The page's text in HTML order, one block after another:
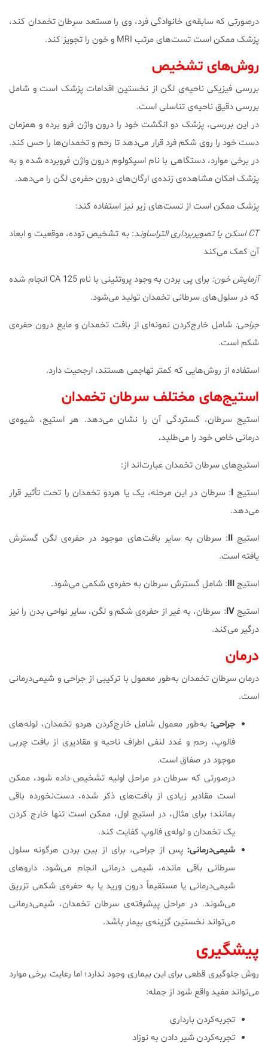
درصورتی که سابقه‌ی خانوادگی فرد، وی را مستعد سرطان تخمدان کند،
پزشک ممکن است تست‌های مرتب MRI و خون را تجویز کند.
روش‌های تشخیص
بررسی فیزیکی ناحیه‌ی لگن از نخستین اقدامات پزشک است و شامل
بررسی دقیق ناحیه‌ی تناسلی است.
در این بررسی، پزشک دو انگشت خود را درون واژن فرو برده و همزمان
دست خود را روی شکم فرد قرار می‌دهد تا رحم و تخمدان‌ها را حس کند.
در برخی موارد، دستگاهی با نام اسپکولوم درون واژن فروبرده شده و به
پزشک امکان مشاهده‌ی زنده‌ی ارگان‌های درون حفره‌ی لگن را می‌دهد.
پزشک ممکن است از تست‌های زیر نیز استفاده کند:
CTاسکن یا تصویربرداری التراساوند: به تشخیص توده، موقعیت و ابعاد
آن کمک می‌کند
آزمایش خون:
برای پی بردن به وجود پروتئینی با نام CA 125 انجام شده
که در سلول‌های سرطانی تخمدان تولید می‌شود.
جراحی: شامل خارج‌کردن نمونه‌ای از بافت تخمدان و مایع درون حفره‌‌ی
شکم است.
استفاده از روش‌هایی که کمتر تهاجمی هستند، ارجحیت دارد.
استیج‌های مختلف سرطان تخمدان
استیج سرطان، گستردگی آن را نشان می‌دهد. هر استیج، شیوه‌ی
درمانی خاص خود را می‌طلبد.
استیج‌های سرطان تخمدان عبارت‌اند از:
استیج I: سرطان در این مرحله، یک یا هردو تخمدان را تحت تأثیر قرار
می‌دهد.
استیجII: سرطان به سایر بافت‌های موجود در حفره‌ی لگن گسترش
یافته است.
استیج III: شامل گسترش سرطان به حفره‌ی شکمی می‌شود.
استیجIV: سرطان، به غیر از حفره‌ی شکم و لگن، سایر نواحی بدن را نیز
درگیر می‌کند.
درمان
درمان سرطان تخمدان به‌طور معمول با ترکیبی از جراحی و شیمی‌درمانی
است.
جراحی: به‌طور معمول شامل خارج‌کردن هردو تخمدان، لوله‌های
فالوپ، رحم و غدد لنفی اطراف ناحیه و مقادیری از بافت چربی
موجود در صفاق است.
درصورتی که سرطان در مراحل اولیه تشخیص داده شود، ممکن
است مقادیر زیادی از بافت‌های ذکر شده، دست‌نخورده باقی
بمانند؛ برای مثال، در استیج اول، ممکن است تنها خارج کردن
یک تخمدان و لوله‌ی فالوپ کفایت کند.
شیمی‌درمانی: پس از جراحی، برای از بین بردن هرگونه سلول‌
سرطانی باقی مانده، شیمی درمانی انجام می‌شود. داروهای
شیمی‌درمانی یا مستقیماً درون ورید یا به حفره‌ی شکمی تزریق
می‌شوند. در مراحل پیشرفته‌ی سرطان تخمدان، شیمی‌درمانی
می‌تواند نخستین گزینه‌ی بیمار باشد.
پیشگیری
روش جلوگیری قطعی برای این بیماری وجود ندارد؛ اما رعایت برخی موارد
می‌تواند مفید واقع شود از جمله:
تجربه‌کردن بارداری
تجربه‌کردن شیر دادن به نوزاد